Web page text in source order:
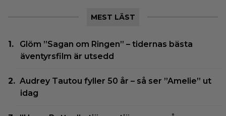
MEST LÄST
Glöm ”Sagan om Ringen” – tidernas bästa
äventyrsfilm är utsedd
Audrey Tautou fyller 50 år – så ser ”Amelie” ut
idag